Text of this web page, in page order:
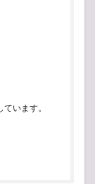
います。